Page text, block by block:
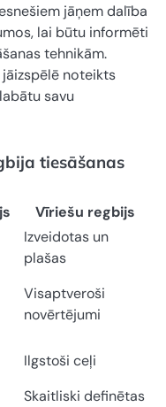
jāņem dalība
lai būtu informēti
tehnikām.
noteikts
savu
tiesāšanas
Vīriešu regbijs
Izveidotas un
plašas
Visaptveroši
novērtējumi
Ilgstoši ceļi
Skaitliski definētas